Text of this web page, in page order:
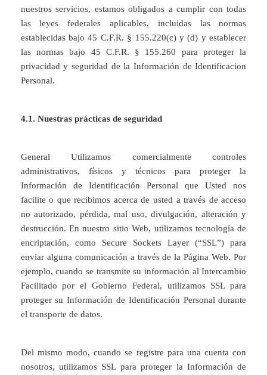
nuestros servicios, estamos obligados a cumplir con todas
las leyes federales aplicables, incluidas las normas
establecidas bajo 45 C.F.R. § 155.220(c) y (d) y establecer
las normas bajo 45 C.F.R. § 155.260 para proteger la
privacidad y seguridad de la Información de Identificacion
Personal.
4.1. Nuestras prácticas de seguridad
General Utilizamos comercialmente controles
administrativos, físicos y técnicos para proteger la
Información de Identificación Personal que Usted nos
facilite o que recibimos acerca de usted a través de acceso
no autorizado, pérdida, mal uso, divulgación, alteración y
destrucción. En nuestro sitio Web, utilizamos tecnología de
encriptación, como Secure Sockets Layer (“SSL”) para
enviar alguna comunicación a través de la Página Web. Por
ejemplo, cuando se transmite su información al Intercambio
Facilitado por el Gobierno Federal, utilizamos SSL para
proteger su Información de Identificación Personal durante
el transporte de datos.
Del mismo modo, cuando se registre para una cuenta con
nosotros, utilizamos SSL para proteger la Información de